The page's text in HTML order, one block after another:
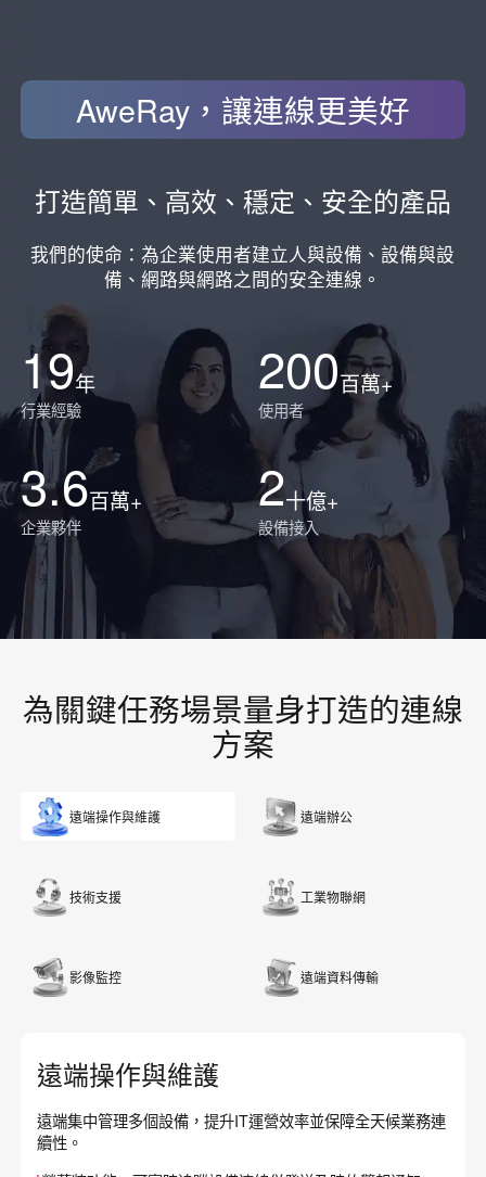
AweRay，讓連線更美好
打造簡單、高效、穩定、安全的產品
我們的使命：為企業使用者建立人與設備、設備與設
備、網路與網路之間的安全連線。
19年
行業經驗
200百萬+
使用者
3.6百萬+
企業夥伴
2十億+
設備接入
為關鍵任務場景量身打造的連線
方案
遠端操作與維護 遠端辦公
技術支援 工業物聯網
影像監控 遠端資料傳輸
遠端操作與維護
遠端集中管理多個設備，提升IT運營效率並保障全天候業務連
續性。